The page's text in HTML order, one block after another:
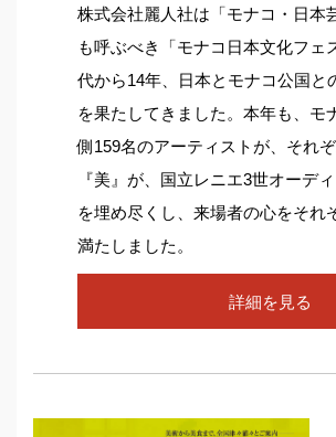
株式会社麗人社は「モナコ・日本
も呼ぶべき「モナコ日本文化フェ
代から14年、日本とモナコ公国と
を果たしてきました。本年も、モ
側159名のアーティストが、それ
『美』が、国立レニエ3世オーデ
を埋め尽くし、来場者の心をそれ
満たしました。
詳細を見る